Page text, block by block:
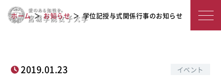
宮
学位記授与式関係行事のお知らせ
ホーム お知らせ 学位記授与式関係行事のお知らせ
2019.01.23 イベント